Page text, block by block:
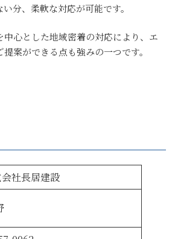
分、柔軟な対応が可能です。
中心とした地域密着の対応により、エ
案ができる点も強みの一つです。
社長居建設